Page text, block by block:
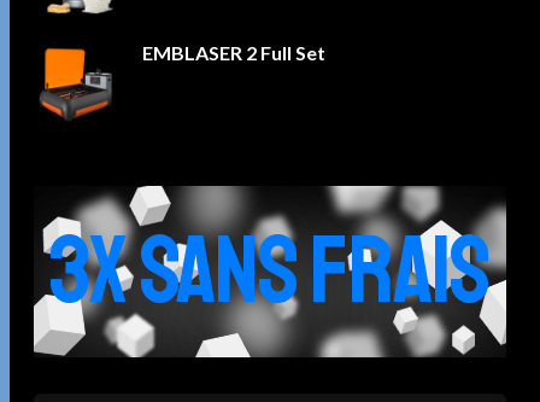
EMBLASER 2 Full Set
3X SANS FRAIS